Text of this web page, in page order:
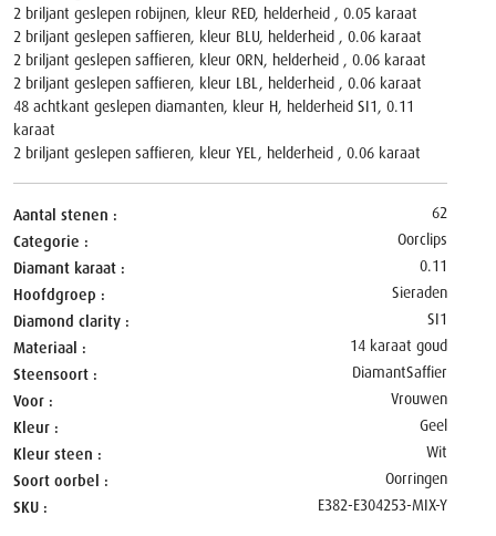
2 briljant geslepen robijnen, kleur RED, helderheid , 0.05 karaat
2 briljant geslepen saffieren, kleur BLU, helderheid , 0.06 karaat
2 briljant geslepen saffieren, kleur ORN, helderheid , 0.06 karaat
2 briljant geslepen saffieren, kleur LBL, helderheid , 0.06 karaat
48 achtkant geslepen diamanten, kleur H, helderheid SI1, 0.11
karaat
2 briljant geslepen saffieren, kleur YEL, helderheid , 0.06 karaat
Aantal stenen
62
Categorie
Oorclips
Diamant karaat
0.11
Hoofdgroep
Sieraden
Diamond clarity
SI1
Materiaal
14 karaat goud
Steensoort
DiamantSaffier
Voor
Vrouwen
Kleur
Geel
Kleur steen
Wit
Soort oorbel
Oorringen
SKU
E382-E304253-MIX-Y